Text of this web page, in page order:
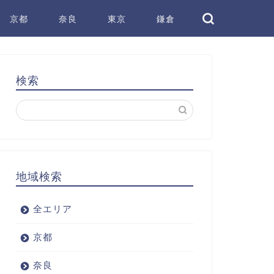
京都 奈良 東京 鎌倉
検索
地域検索
全エリア
京都
奈良